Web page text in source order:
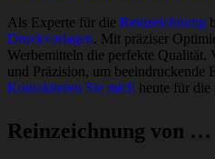
Als Experte für die Reinzeichnung
Druckvorlagen. Mit präziser
Werbemitteln die perfekte Qualität.
und Präzision, um beeindruckende
Kontaktieren Sie mich heute für die
Reinzeichnung von …